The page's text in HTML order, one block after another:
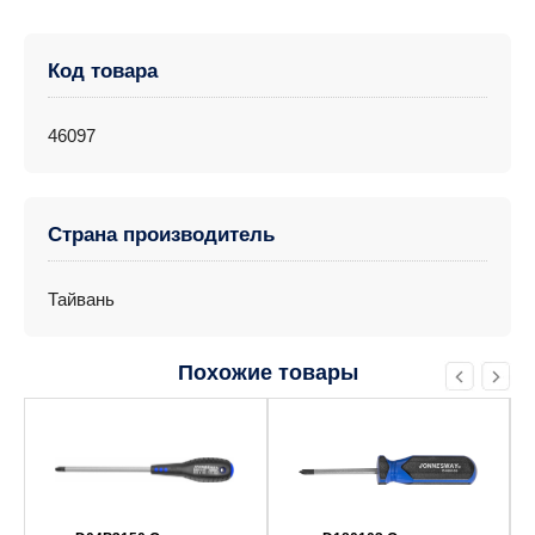
Код товара
46097
Страна производитель
Тайвань
Похожие товары